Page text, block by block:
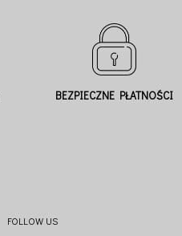
BEZPIECZNE PŁATNOŚCI
FOLLOW US